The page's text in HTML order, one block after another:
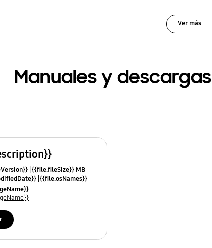
Ver más
Manuales y descargas
{{file.fileSize}} MB
{{file.osNames}}